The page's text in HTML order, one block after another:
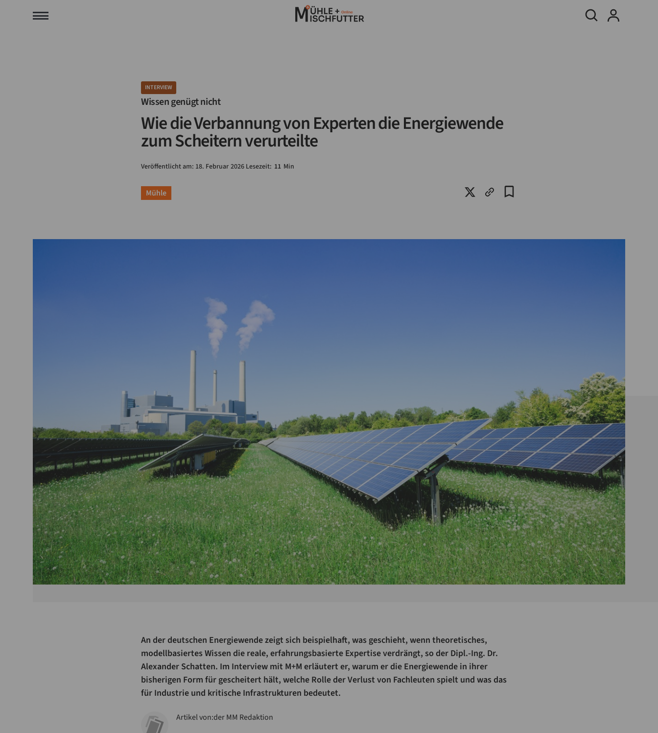
INTERVIEW
Wissen genügt nicht
Wie die Verbannung von Experten die Energiewende
zum Scheitern verurteilte
Veröffentlicht am: 18. Februar 2026 Lesezeit: 11 Min
Mühle
An der deutschen Energiewende zeigt sich beispielhaft, was geschieht, wenn theoretisches,
modellbasiertes Wissen die reale, erfahrungsbasierte Expertise verdrängt, so der Dipl.-Ing. Dr.
Alexander Schatten. Im Interview mit M+M erläutert er, warum er die Energiewende in ihrer
bisherigen Form für gescheitert hält, welche Rolle der Verlust von Fachleuten spielt und was das
für Industrie und kritische Infrastrukturen bedeutet.
Artikel von:der MM Redaktion